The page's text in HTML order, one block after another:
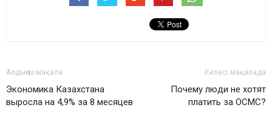
Алдыңғы мақала
Экономика Казахстана
выросла на 4,9% за 8 месяцев
Келесі мақалада
Почему люди не хотят
платить за ОСМС?